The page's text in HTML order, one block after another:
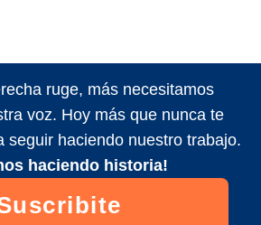
ruge, más necesitamos
voz. Hoy más que nunca te
seguir haciendo nuestro trabajo.
haciendo historia!